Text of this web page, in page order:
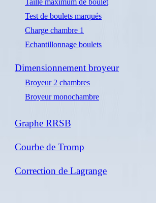
Taille maximum de boulet
Test de boulets marqués
Dimensionnement broyeur
Broyeur 2 chambres
Broyeur monochambre
Graphe RRSB
Courbe de Tromp
Correction de Lagrange
Charge chambre 1
Echantillonnage boulets